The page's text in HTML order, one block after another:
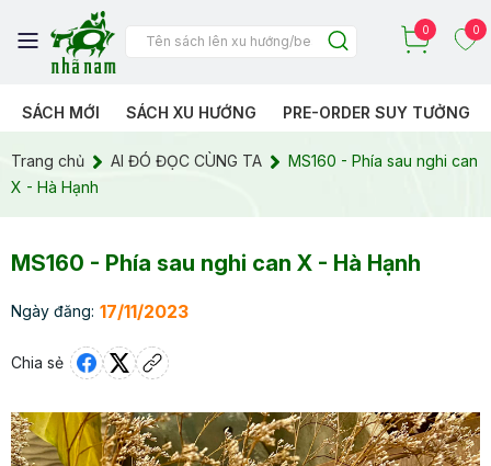
0 0
SÁCH MỚI SÁCH XU HƯỚNG PRE-ORDER SUY TƯỞNG
Trang chủ AI ĐÓ ĐỌC CÙNG TA
MS160 - Phía sau nghi can
X - Hà Hạnh
MS160 - Phía sau nghi can X - Hà Hạnh
Ngày đăng: 17/11/2023
Chia sẻ